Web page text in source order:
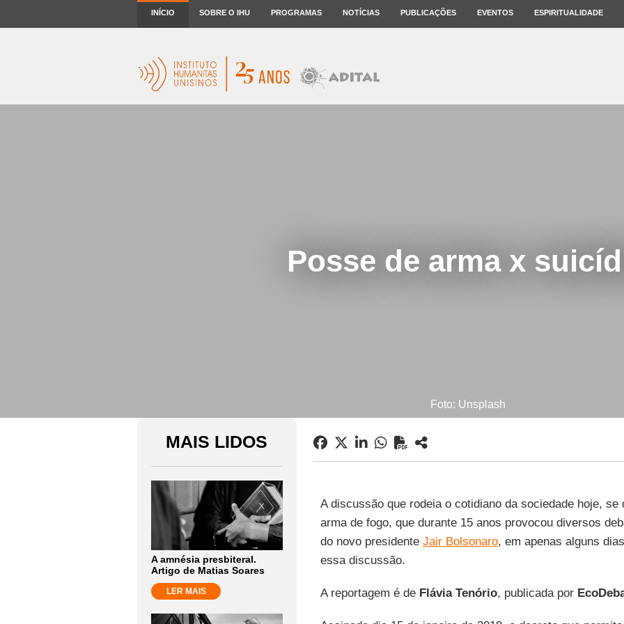
INÍCIO SOBRE O IHU PROGRAMAS NOTÍCIAS PUBLICAÇÕES EVENTOS ESPIRITUALIDADE
Posse de arma x
Foto: Unsplash
MAIS LIDOS
A amnésia presbiteral.
Artigo de Matias Soares
LER MAIS
A discussão que rodeia o cotidiano da sociedade hoje,
arma de fogo, que durante 15 anos provocou diversos
do novo presidente Jair Bolsonaro, em apenas alguns
essa discussão.
A reportagem é de Flávia Tenório, publicada por